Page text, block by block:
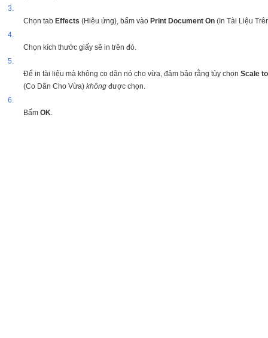
3.
Chọn tab Effects (Hiệu ứng), bấm vào Print Document On (In Tài Liệu
4.
Chọn kích thước giấy sẽ in trên đó.
5.
Để in tài liệu mà không co dãn nó cho vừa, đảm bảo rằng tùy chọnScale
(Co Dãn Cho Vừa)không được chọn.
6.
BấmOK.